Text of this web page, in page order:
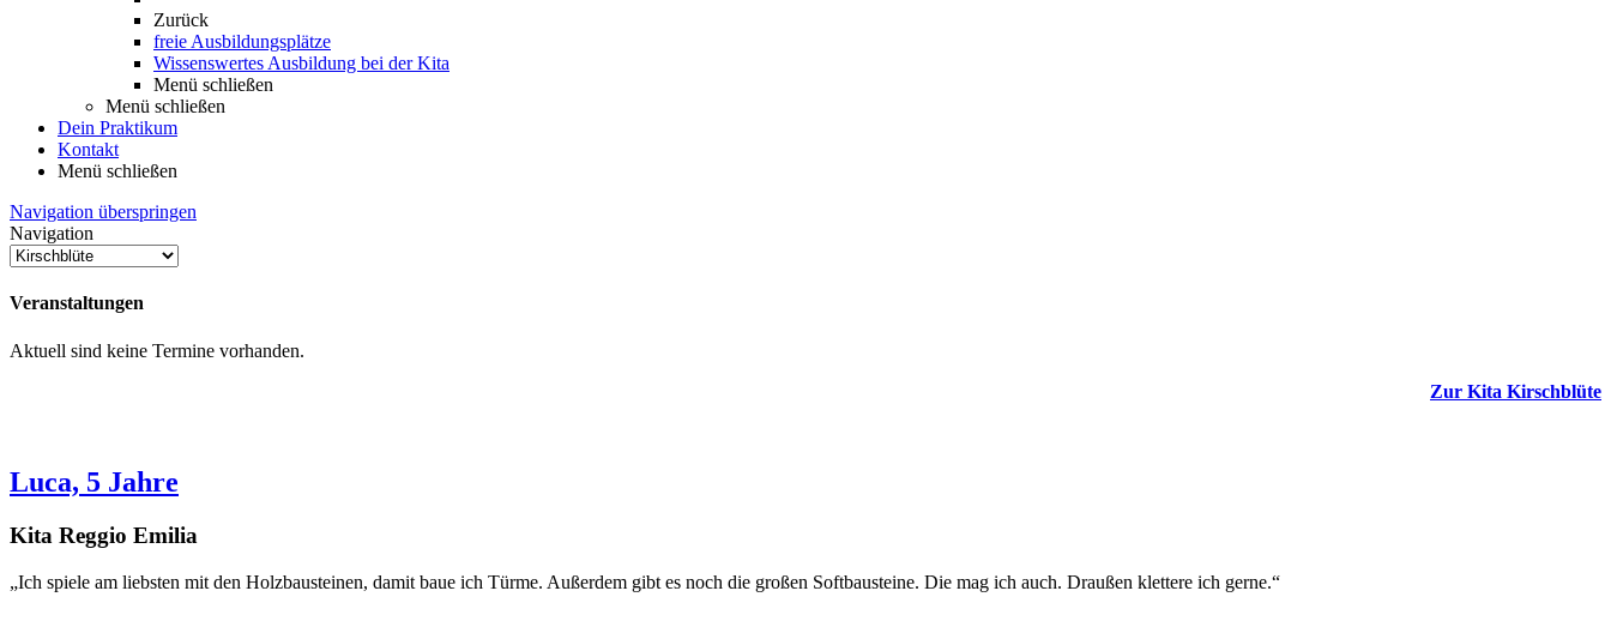
Zurück
freie Ausbildungsplätze
Wissenswertes Ausbildung bei der Kita
Menü schließen
Menü schließen
Dein Praktikum
Kontakt
Menü schließen
Navigation überspringen
Navigation
Veranstaltungen
Aktuell sind keine Termine vorhanden.
Zur Kita Kirschblüte
Luca, 5 Jahre
Kita Reggio Emilia
„Ich spiele am liebsten mit den Holzbausteinen, damit baue ich Türme. Außerdem gibt es noch die großen Softbausteine. Die mag ich auch. Draußen klettere ich gerne.“